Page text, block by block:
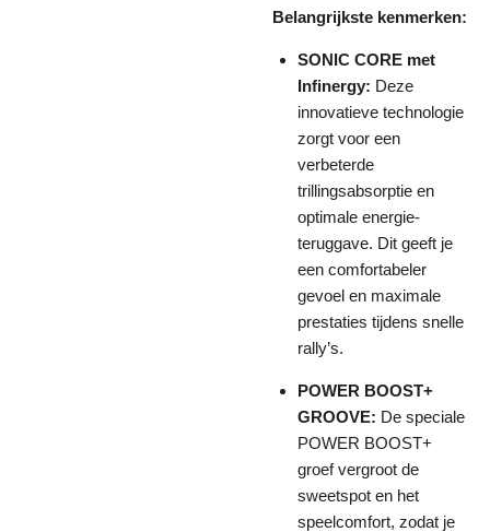
Belangrijkste kenmerken:
SONIC CORE met
Infinergy: Deze
innovatieve technologie
zorgt voor een
verbeterde
trillingsabsorptie en
optimale energie-
teruggave. Dit geeft je
een comfortabeler
gevoel en maximale
prestaties tijdens snelle
rally’s.
POWER BOOST+
GROOVE: De speciale
POWER BOOST+
groef vergroot de
sweetspot en het
speelcomfort, zodat je